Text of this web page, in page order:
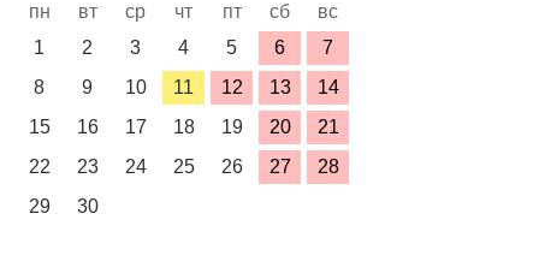
пн вт ср чт пт сб
вс
1
2 3 4 5 6
7
8
9 10 11 12 13
14
15
16 17 18 19 20
21
22
23 24 25 26 27
28
29
30